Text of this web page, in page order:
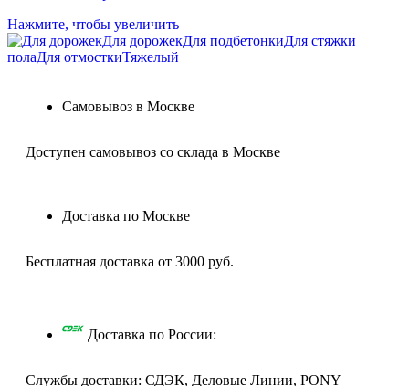
Нажмите, чтобы увеличить
Для дорожекДля подбетонкиДля стяжки
полаДля отмосткиТяжелый
Самовывоз в Москве
Доступен самовывоз со склада в Москве
Доставка по Москве
Бесплатная доставка от 3000 руб.
Доставка по России:
Службы доставки: СДЭК, Деловые Линии, PONY